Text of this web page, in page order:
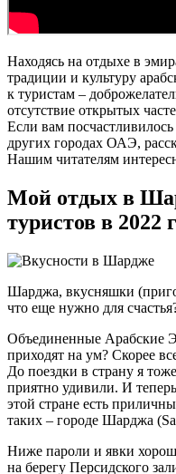
Находясь на отдыхе в
традиции и культуру
к туристам –
отсутствие открытых
Если вам
других городах ОАЭ,
Нашим читателям
Мой отдых в
туристов в 2022
Шарджа, вкусняшки
что еще нужно для
Объединенные Арабские
приходят на ум? Скорее
До поездки в страну я
приятно удивили. И
этой стране есть
таких – городе Шарджа
Ниже пароли и явки
на берегу Персидского